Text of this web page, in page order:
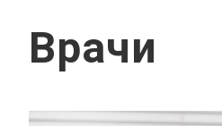
Врачи